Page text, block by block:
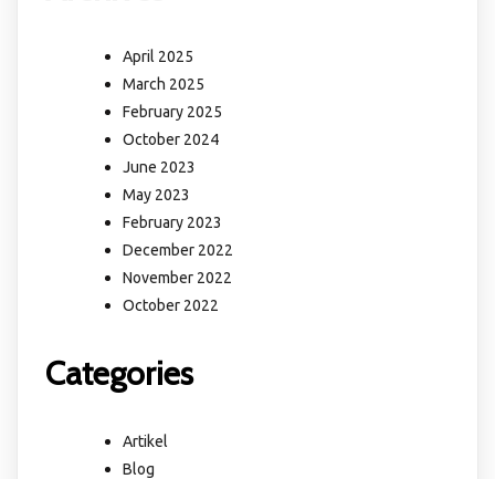
April 2025
March 2025
February 2025
October 2024
June 2023
May 2023
February 2023
December 2022
November 2022
October 2022
Categories
Artikel
Blog